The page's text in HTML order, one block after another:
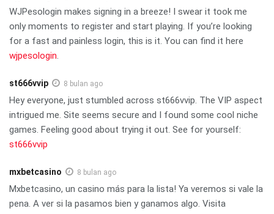
WJPesologin makes signing in a breeze! I swear it took me
only moments to register and start playing. If you’re looking
for a fast and painless login, this is it. You can find it here
wjpesologin.
st666vvip 8 bulan ago
Hey everyone, just stumbled across st666vvip. The VIP aspect
intrigued me. Site seems secure and I found some cool niche
games. Feeling good about trying it out. See for yourself:
st666vvip
mxbetcasino 8 bulan ago
Mxbetcasino, un casino más para la lista! Ya veremos si vale la
pena. A ver si la pasamos bien y ganamos algo. Visita